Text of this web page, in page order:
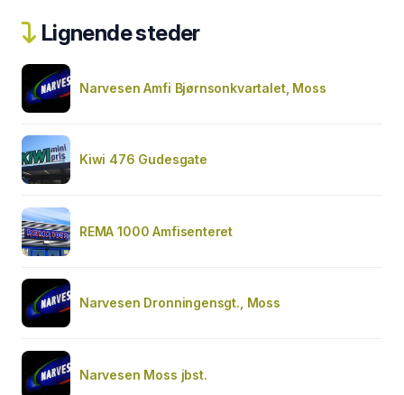
Lignende steder
Narvesen Amfi Bjørnsonkvartalet, Moss
Kiwi 476 Gudesgate
REMA 1000 Amfisenteret
Narvesen Dronningensgt., Moss
Narvesen Moss jbst.